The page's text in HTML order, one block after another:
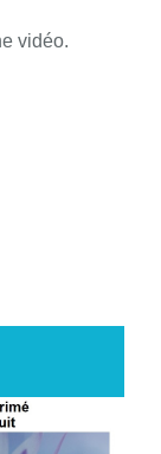
vidéo.